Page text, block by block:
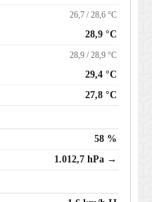
26,7 / 28,6 °C
28,9 °C
28,9 / 28,9 °C
29,4 °C
27,8 °C
58 %
1.012,7 hPa →